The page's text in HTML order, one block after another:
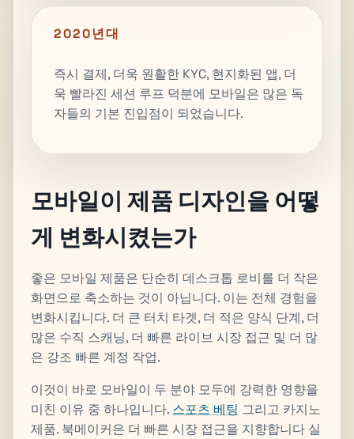
2020년대
즉시 결제, 더욱 원활한 KYC, 현지화된 앱, 더
욱 빨라진 세션 루프 덕분에 모바일은 많은 독
자들의 기본 진입점이 되었습니다.
모바일이 제품 디자인을 어떻
게 변화시켰는가
좋은 모바일 제품은 단순히 데스크톱 로비를 더 작은
화면으로 축소하는 것이 아닙니다. 이는 전체 경험을
변화시킵니다. 더 큰 터치 타겟, 더 적은 양식 단계, 더
많은 수직 스캐닝, 더 빠른 라이브 시장 접근 및 더 많
은 강조 빠른 계정 작업.
이것이 바로 모바일이 두 분야 모두에 강력한 영향을
미친 이유 중 하나입니다. 스포츠 베팅 그리고 카지노
제품. 북메이커은 더 빠른 시장 접근을 지향합니다 실